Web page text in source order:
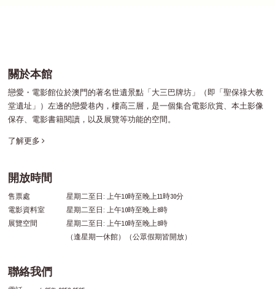
關於本館
戀愛・電影館位於澳門的著名世遺景點「大三巴牌坊」（即「聖保祿大教
堂遺址」）左邊的戀愛巷內，樓高三層，是一個集合電影欣賞、本土影像
保存、電影書籍閱讀，以及展覽等功能的空間。
了解更多
開放時間
售票處
星期二至日: 上午10時至晚上11時30分
電影資料室
星期二至日: 上午10時至晚上8時
展覽空間
星期二至日: 上午10時至晚上8時
（逢星期一休館）（公眾假期皆開放）
聯絡我們